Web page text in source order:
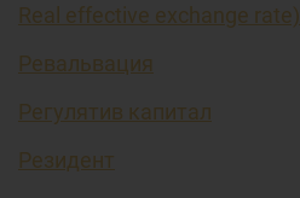
Real effective exchange rate)
Ревальвация
Регулятив капитал
Резидент